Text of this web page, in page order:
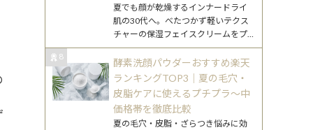
夏でも顔が乾燥するインナードライ
肌の30代へ。べたつかず軽いテクス
チャーの保湿フェイスクリームをプ
チプラ〜デパコスまで肌質別にTOP7
で比較・解説します。
8
酵素洗顔パウダーおすすめ楽天
ランキングTOP3｜夏の毛穴・
皮脂ケアに使えるプチプラ〜中
価格帯を徹底比較
夏の毛穴・皮脂・ざらつき悩みに効